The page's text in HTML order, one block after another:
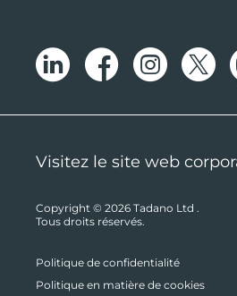
Visitez le site web
Copyright © 2026 Tadano Ltd .
Tous droits réservés.
Politique de confidentialité
Politique en matière de cookies